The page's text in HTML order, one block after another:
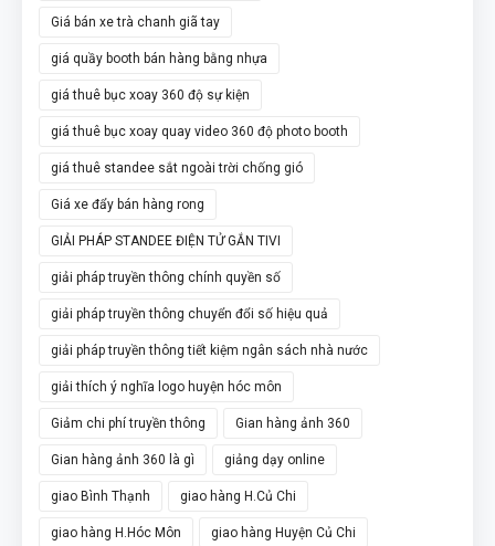
Giá bán xe trà chanh giã tay
giá quầy booth bán hàng bằng nhựa
giá thuê bục xoay 360 độ sự kiện
giá thuê bục xoay quay video 360 độ photo booth
giá thuê standee sắt ngoài trời chống gió
Giá xe đẩy bán hàng rong
GIẢI PHÁP STANDEE ĐIỆN TỬ GẮN TIVI
giải pháp truyền thông chính quyền số
giải pháp truyền thông chuyển đổi số hiệu quả
giải pháp truyền thông tiết kiệm ngân sách nhà nước
giải thích ý nghĩa logo huyện hóc môn
Giảm chi phí truyền thông Gian hàng ảnh 360
Gian hàng ảnh 360 là gì giảng dạy online
giao Bình Thạnh giao hàng H.Củ Chi
giao hàng H.Hóc Môn giao hàng Huyện Củ Chi